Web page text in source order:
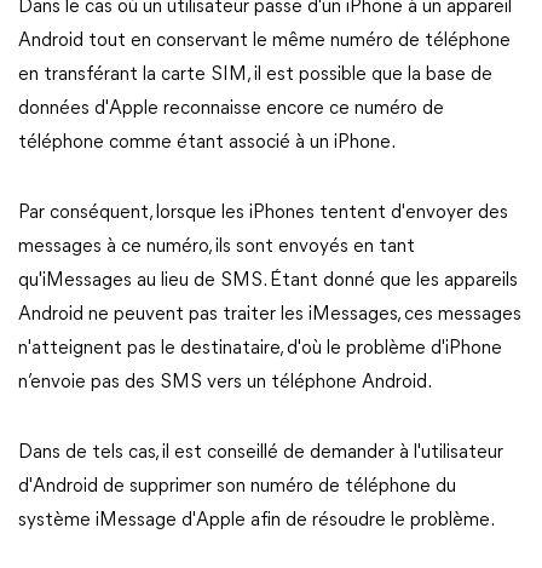
Dans le cas où un utilisateur passe d'un iPhone à un appareil
Android tout en conservant le même numéro de téléphone
en transférant la carte SIM, il est possible que la base de
données d'Apple reconnaisse encore ce numéro de
téléphone comme étant associé à un iPhone.
Par conséquent, lorsque les iPhones tentent d'envoyer des
messages à ce numéro, ils sont envoyés en tant
qu'iMessages au lieu de SMS. Étant donné que les appareils
Android ne peuvent pas traiter les iMessages, ces messages
n'atteignent pas le destinataire, d'où le problème d'iPhone
n’envoie pas des SMS vers un téléphone Android.
Dans de tels cas, il est conseillé de demander à l'utilisateur
d'Android de supprimer son numéro de téléphone du
système iMessage d'Apple afin de résoudre le problème.